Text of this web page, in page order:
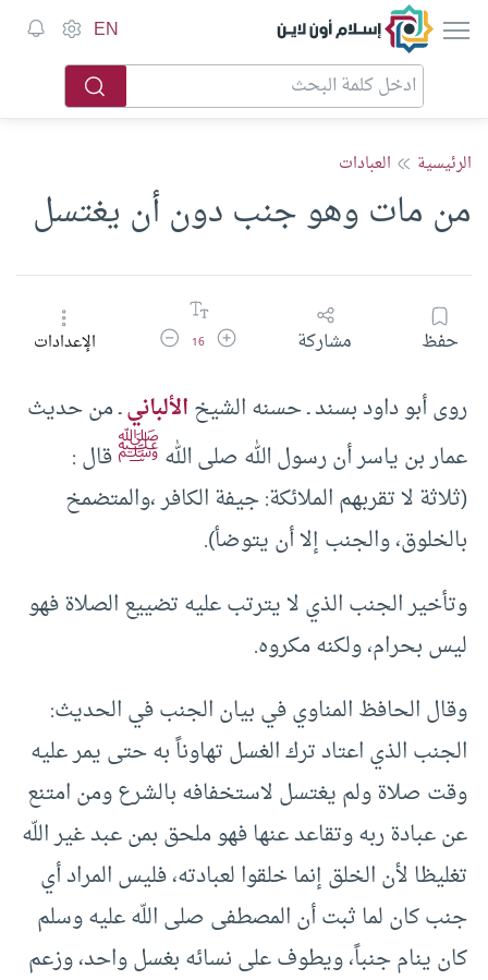
إسلام أون لاين EN
الرئيسية العبادات
من مات وهو جنب دون أن يغتسل
حفظ مشاركة زيادة حجم الخط
16 تقليل حجم الخطالإعدادات
روى أبو داود بسند ـ حسنه الشيخالألبانيـ من حديث
عمار بن ياسر أن رسول الله صلى اللهﷺقال :
(ثلاثة لا تقربهم الملائكة: جيفة الكافر ،والمتضمخ
بالخلوق، والجنب إلا أن يتوضأ).
وتأخير الجنب الذي لا يترتب عليه تضييع الصلاة فهو
ليس بحرام، ولكنه مكروه.
وقال الحافظ المناوي في بيان الجنب في الحديث:
الجنب الذي اعتاد ترك الغسل تهاوناً به حتى يمر عليه
وقت صلاة ولم يغتسل لاستخفافه بالشرع ومن امتنع
عن عبادة ربه وتقاعد عنها فهو ملحق بمن عبد غير اللّه
تغليظا لأن الخلق إنما خلقوا لعبادته، فليس المراد أي
جنب كان لما ثبت أن المصطفى صلى اللّه عليه وسلم
كان ينام جنباً، ويطوف على نسائه بغسل واحد، وزعم